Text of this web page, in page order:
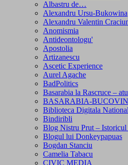
Albastru de…
Alexandru Ursu-Bukowina
Alexandru Valentin
Anomismia
Antideontologu'
Apostolia
Artizanescu
Ascetic Experience
Aurel Agache
BadPolitics
Basarabia la Rascruce –
BASARABIA-
Biblioteca Digitala
Bindiribli
Blog Nistru Prut – Istoricul
Blogul lui Donkeypapuas
Bogdan Stanciu
Camelia Tabacu
CIVIC MEDIA